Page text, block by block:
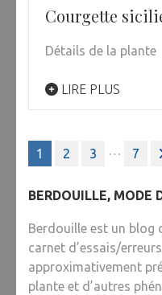
Courgette
Détails de la plante
LIRE PLUS
Posts
pagination
1 2 3 … 7
BERDOUILLE, MODE
Berdouille est un blog
carnet d’essais/
approximativement
plante et d’autres